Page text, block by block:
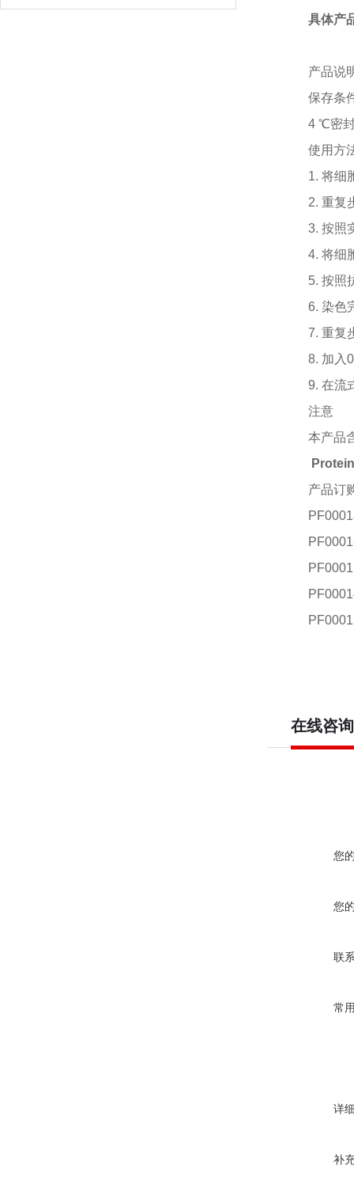
具体产
产品说
保存条
4 ℃密
使用方
1. 将细
2. 重复
3. 按照
4. 将细
5. 按照
6. 染色
7. 重复
8. 加入
9. 在流
注意
本产品
产品订
在线咨询
您
您
联
常
详
补